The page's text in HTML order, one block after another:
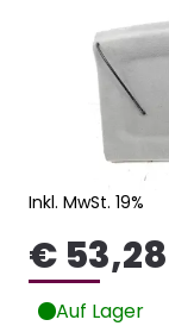
Inkl. MwSt. 19%
€ 53,28
Auf Lager